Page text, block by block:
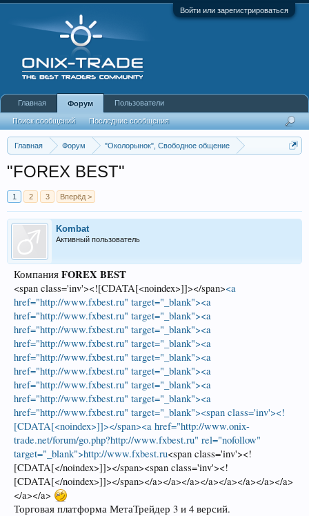
Войти или зарегистрироваться
Главная Форум
"Околорынок", Свободное общение
"FOREX BEST"
1 2 3 Вперёд >
Kombat
Активный пользователь
Компания FOREX BEST
<span class='inv'><![CDATA[<noindex>]]></span><a
href="http://www.fxbest.ru" target="_blank"><a
href="http://www.fxbest.ru" target="_blank"><a
href="http://www.fxbest.ru" target="_blank"><a
href="http://www.fxbest.ru" target="_blank"><a
href="http://www.fxbest.ru" target="_blank"><a
href="http://www.fxbest.ru" target="_blank"><a
href="http://www.fxbest.ru" target="_blank"><a
href="http://www.fxbest.ru" target="_blank"><a
href="http://www.fxbest.ru" target="_blank"><span class='inv'><!
[CDATA[<noindex>]]></span><a href="http://www.onix-
trade.net/forum/go.php?http://www.fxbest.ru" rel="nofollow"
target="_blank">http://www.fxbest.ru<span class='inv'><!
[CDATA[</noindex>]]></span><span class='inv'><!
[CDATA[</noindex>]]></span></a></a></a></a></a></a></a></a>
</a></a>
Торговая платформа МетаТрейдер 3 и 4 версий.
Главная Форум
Поиск сообщений Последние сообщения
Пользователи